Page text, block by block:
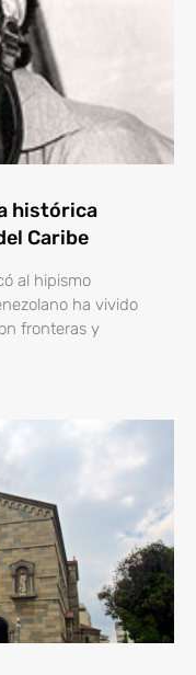
histórica
Caribe
al hipismo
ha vivido
fronteras y